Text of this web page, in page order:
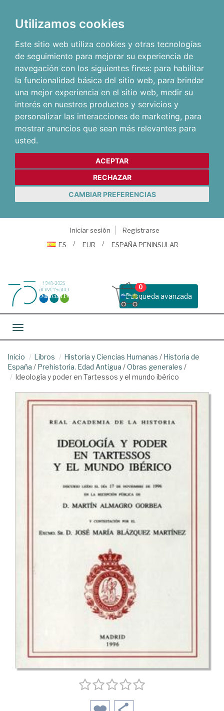
Utilizamos cookies
Este sitio web utiliza cookies y otras tecnologías
de seguimiento para mejorar su experiencia de
navegación con los siguientes fines: para habilitar
la funcionalidad básica del sitio web, para brindar
una mejor experiencia en el sitio web, medir su
interés en nuestros productos y servicios y
personalizar las interacciones de marketing, para
mostrar anuncios que sean más relevantes para
usted.
ACEPTAR
RECHAZAR
CAMBIAR PREFERENCIAS
Iniciar sesión
Registrarse
ES
EUR ESPAÑA PENINSULAR
Busqueda avanzada
0
Toggle navigation
Inicio Libros Historia y Ciencias Humanas / Historia de
España / Prehistoria. Edad Antigua /Obras generales /
Ideología y poder en Tartessos y el mundo ibérico